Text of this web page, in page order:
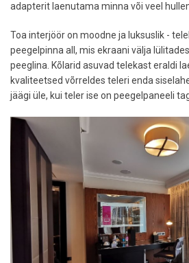
adapterit laenutama minna või veel
Toa interjöör on moodne ja luksuslik -
peegelpinna all, mis ekraani välja
peeglina. Kõlarid asuvad telekast eraldi
kvaliteetsed võrreldes teleri enda
jäägi üle, kui teler ise on peegelpaneeli